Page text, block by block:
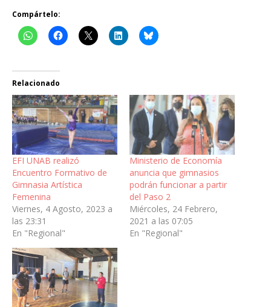
Compártelo:
Relacionado
EFI UNAB realizó
Encuentro Formativo de
Gimnasia Artística
Femenina
Viernes, 4 Agosto, 2023 a
las 23:31
En "Regional"
Ministerio de Economía
anuncia que gimnasios
podrán funcionar a partir
del Paso 2
Miércoles, 24 Febrero,
2021 a las 07:05
En "Regional"